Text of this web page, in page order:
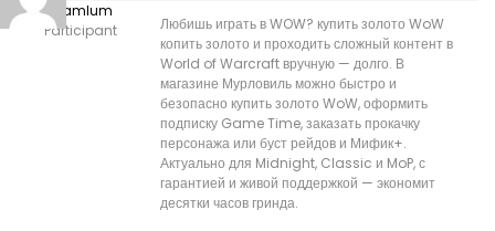
Williamlum
Participant
Любишь играть в WOW? купить золото WoW
копить золото и проходить сложный контент в
World of Warcraft вручную — долго. В
магазине Мурловиль можно быстро и
безопасно купить золото WoW, оформить
подписку Game Time, заказать прокачку
персонажа или буст рейдов и Мифик+.
Актуально для Midnight, Classic и MoP, с
гарантией и живой поддержкой — экономит
десятки часов гринда.